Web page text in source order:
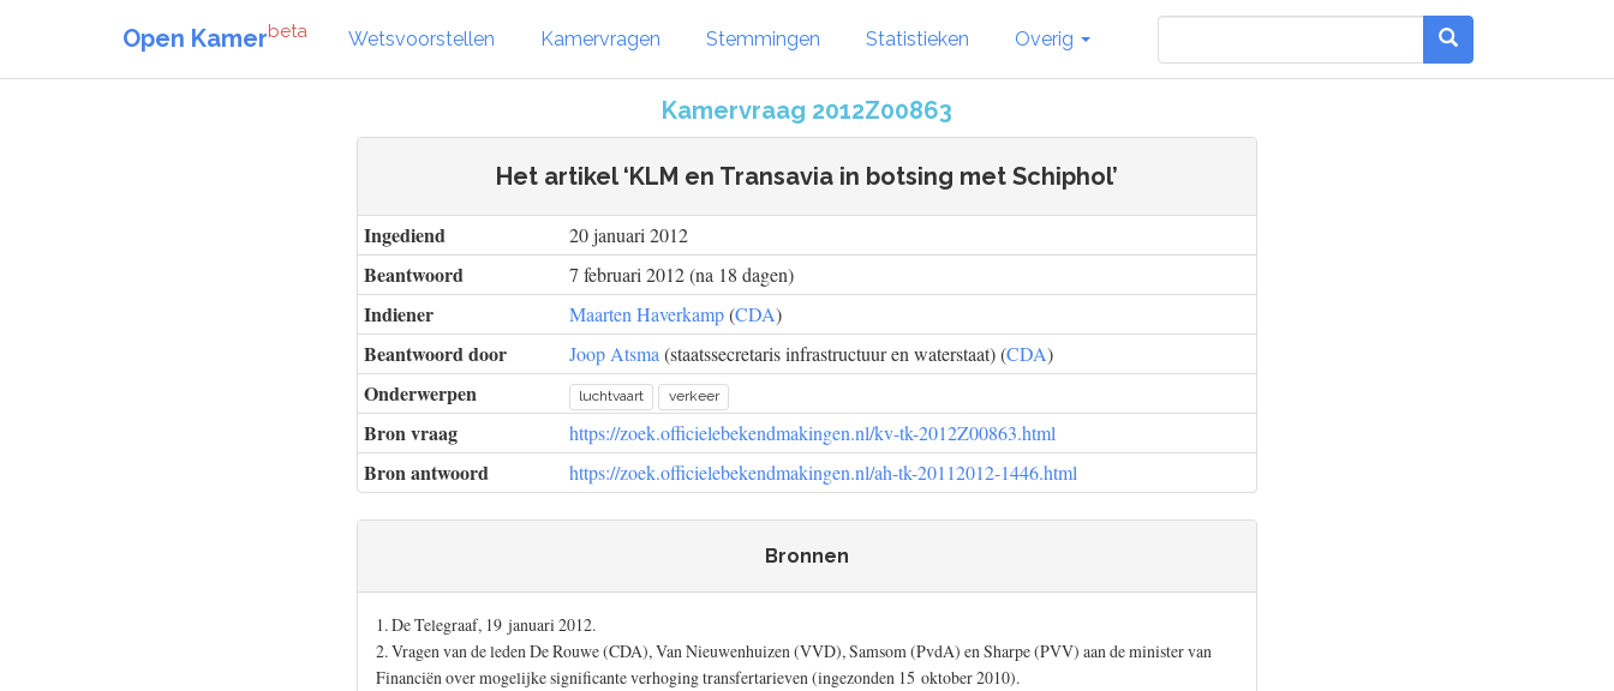
Open Kamerbeta Wetsvoorstellen Kamervragen Stemmingen Statistieken Overig
Kamervraag 2012Z00863
Het artikel ‘KLM en Transavia in botsing met Schiphol’
Ingediend 20 januari 2012
Beantwoord 7 februari 2012 (na 18 dagen)
Indiener Maarten Haverkamp(CDA)
Beantwoord door Joop Atsma (staatssecretaris infrastructuur en waterstaat) (CDA)
Onderwerpen luchtvaart verkeer
Bron vraag https://zoek.officielebekendmakingen.nl/kv-tk-2012Z00863.html
Bron antwoord https://zoek.officielebekendmakingen.nl/ah-tk-20112012-1446.html
Bronnen
1. De Telegraaf, 19 januari 2012.
2. Vragen van de leden De Rouwe (CDA), Van Nieuwenhuizen (VVD), Samsom (PvdA) en Sharpe (PVV) aan de minister van
Financiën over mogelijke significante verhoging transfertarieven (ingezonden 15 oktober 2010).